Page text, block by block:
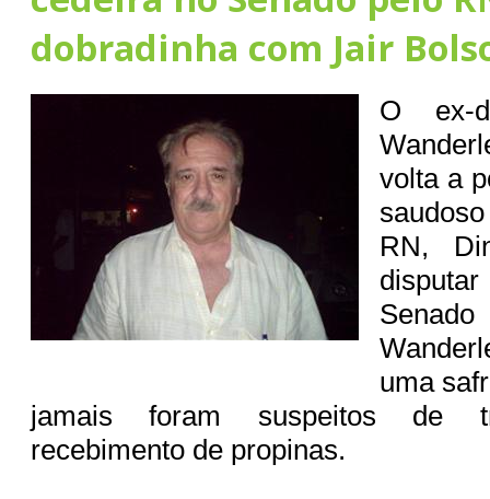
dobradinha com Jair
O ex-
volta a
RN,
uma
jamais foram suspeitos de
recebimento de propinas.